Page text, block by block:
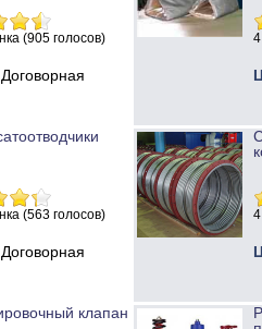
(905 голосов)
Договорная
(563 голосов)
Договорная
клапан